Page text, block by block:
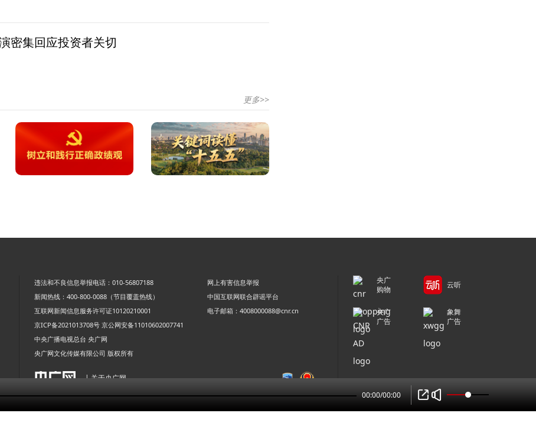
密集回应投资者关切
更多>>
违法和不良信息举报电话：010-56807188
网上有害信息举报
新闻热线：400-800-0088（节目覆盖热线）
中国互联网联合辟谣平台
互联网新闻信息服务许可证10120210001
电子邮箱：4008000088@cnr.cn
京ICP备2021013708号 京公网安备11010602007741
中央广播电视总台 央广网
央广网文化传媒有限公司 版权所有
| 关于央广网
央广
购物
云听
央广
广告
象舞
广告
00:00/00:00